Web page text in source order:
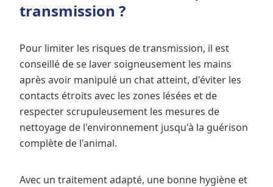
transmission ?
Pour limiter les risques de transmission, il est
conseillé de se laver soigneusement les mains
après avoir manipulé un chat atteint, d'éviter les
contacts étroits avec les zones lésées et de
respecter scrupuleusement les mesures de
nettoyage de l'environnement jusqu'à la guérison
complète de l'animal.
Avec un traitement adapté, une bonne hygiène et